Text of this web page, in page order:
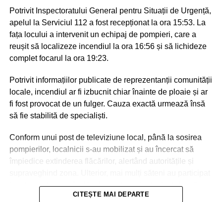
Potrivit Inspectoratului General pentru Situații de Urgență,
apelul la Serviciul 112 a fost recepționat la ora 15:53. La
fața locului a intervenit un echipaj de pompieri, care a
reușit să localizeze incendiul la ora 16:56 și să lichideze
complet focarul la ora 19:23.
Potrivit informațiilor publicate de reprezentanții comunității
locale, incendiul ar fi izbucnit chiar înainte de ploaie și ar
fi fost provocat de un fulger. Cauza exactă urmează însă
să fie stabilită de specialiști.
Conform unui post de televiziune local, până la sosirea
pompierilor, localnicii s-au mobilizat și au încercat să
împiedice extinderea flăcărilor, alertând autoritățile și
la intervenție, punând la dispoziția salvatorilor tehnică
agricolă și transportând apă pentru stingerea incendiului.
CITEȘTE MAI DEPARTE